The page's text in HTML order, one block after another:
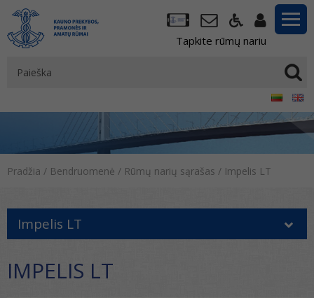
Tapkite rūmų nariu
Pradžia / Bendruomenė / Rūmų narių sąrašas / Impelis LT
Impelis LT
IMPELIS LT